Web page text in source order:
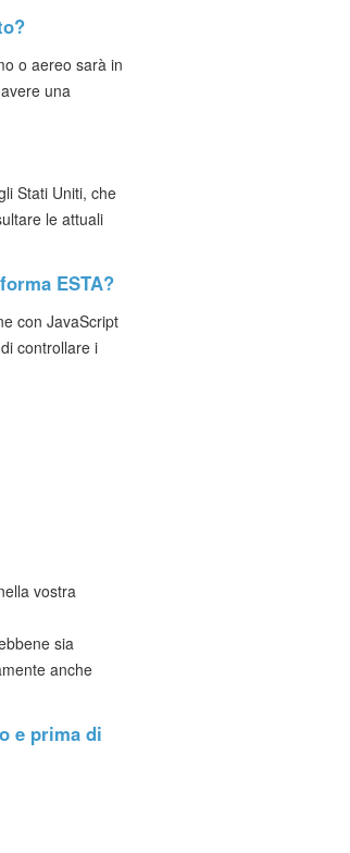
o aereo sarà in
una
Stati Uniti, che
le attuali
ESTA?
con JavaScript
controllare i
vostra
sia
anche
e prima di